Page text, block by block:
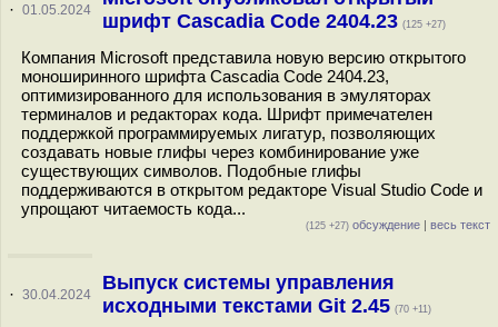
· 01.05.2024
шрифт Cascadia Code 2404.23 (125 +27)
Компания Microsoft представила новую версию открытого
моноширинного шрифта Cascadia Code 2404.23,
оптимизированного для использования в эмуляторах
терминалов и редакторах кода. Шрифт примечателен
поддержкой программируемых лигатур, позволяющих
создавать новые глифы через комбинирование уже
существующих символов. Подобные глифы
поддерживаются в открытом редакторе Visual Studio Code и
упрощают читаемость кода...
(125 +27) обсуждение | весь текст
· 30.04.2024
Выпуск системы управления
исходными текстами Git 2.45 (70 +11)